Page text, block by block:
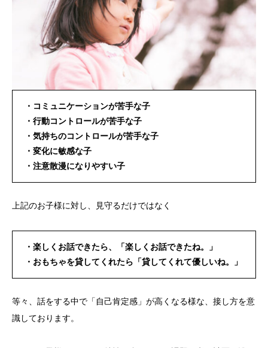
・コミュニケーションが苦手な子
・行動コントロールが苦手な子
・気持ちのコントロールが苦手な子
・変化に敏感な子
・注意散漫になりやすい子
上記のお子様に対し、見守るだけではなく
・楽しくお話できたら、「楽しくお話できたね。」
・おもちゃを貸してくれたら「貸してくれて優しいね。」
等々、話をする中で「自己肯定感」が高くなる様な、接し方を意
識しております。